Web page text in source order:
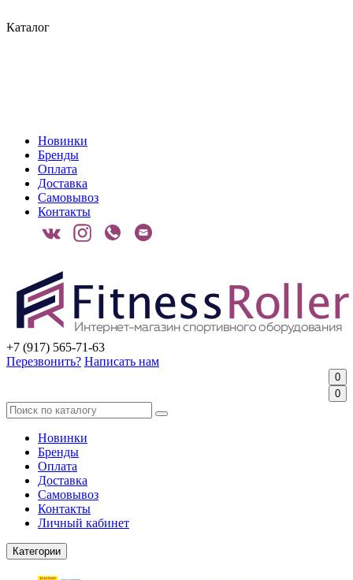
Каталог
Новинки
Бренды
Оплата
Доставка
Самовывоз
Контакты
+7 (917) 565-71-63
Перезвонить? Написать нам
0
0
Новинки
Бренды
Оплата
Доставка
Самовывоз
Контакты
Личный кабинет
Категории